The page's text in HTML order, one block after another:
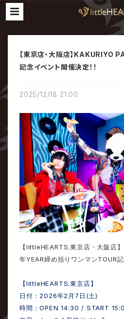
【東京店・大阪店】KAKURIYO
記念イベント開催決定！！
2025/12/18 21:00
【 littleHEARTS.東京店・大阪店】
年YEAR締め括りワンマンTOUR
【 littleHEARTS.東京店】
日付： 2026年2 月 7 日 (土)
時間：OPEN 14:30 / START